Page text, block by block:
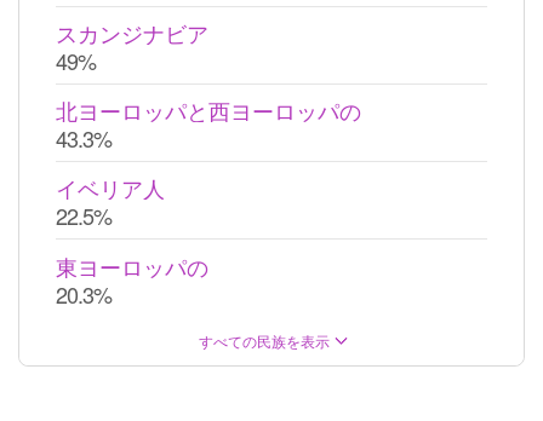
スカンジナビア
49%
北ヨーロッパと西ヨーロッパの
43.3%
イベリア人
22.5%
東ヨーロッパの
20.3%
すべての民族を表示